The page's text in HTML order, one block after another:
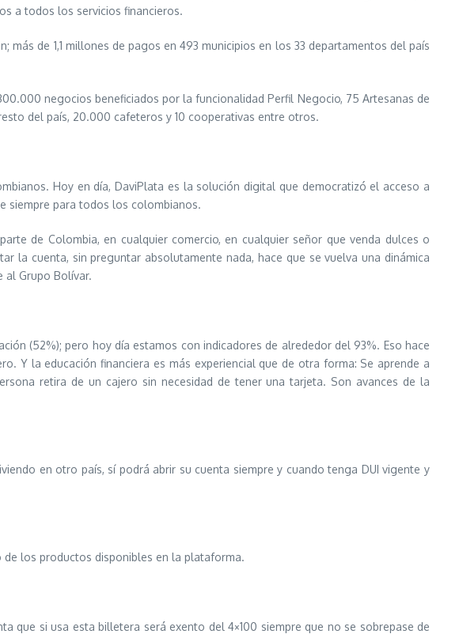
a todos los servicios financieros.
de 1,1 millones de pagos en 493 municipios en los 33 departamentos del país
negocios beneficiados por la funcionalidad Perfil Negocio, 75 Artesanas de
del país, 20.000 cafeteros y 10 cooperativas entre otros.
Hoy en día, DaviPlata es la solución digital que democratizó el acceso a
siempre para todos los colombianos.
de Colombia, en cualquier comercio, en cualquier señor que venda dulces o
la cuenta, sin preguntar absolutamente nada, hace que se vuelva una dinámica
al Grupo Bolívar.
(52%); pero hoy día estamos con indicadores de alrededor del 93%. Eso hace
Y la educación financiera es más experiencial que de otra forma: Se aprende a
retira de un cajero sin necesidad de tener una tarjeta. Son avances de la
en otro país, sí podrá abrir su cuenta siempre y cuando tenga DUI vigente y
los productos disponibles en la plataforma.
que si usa esta billetera será exento del 4×100 siempre que no se sobrepase de